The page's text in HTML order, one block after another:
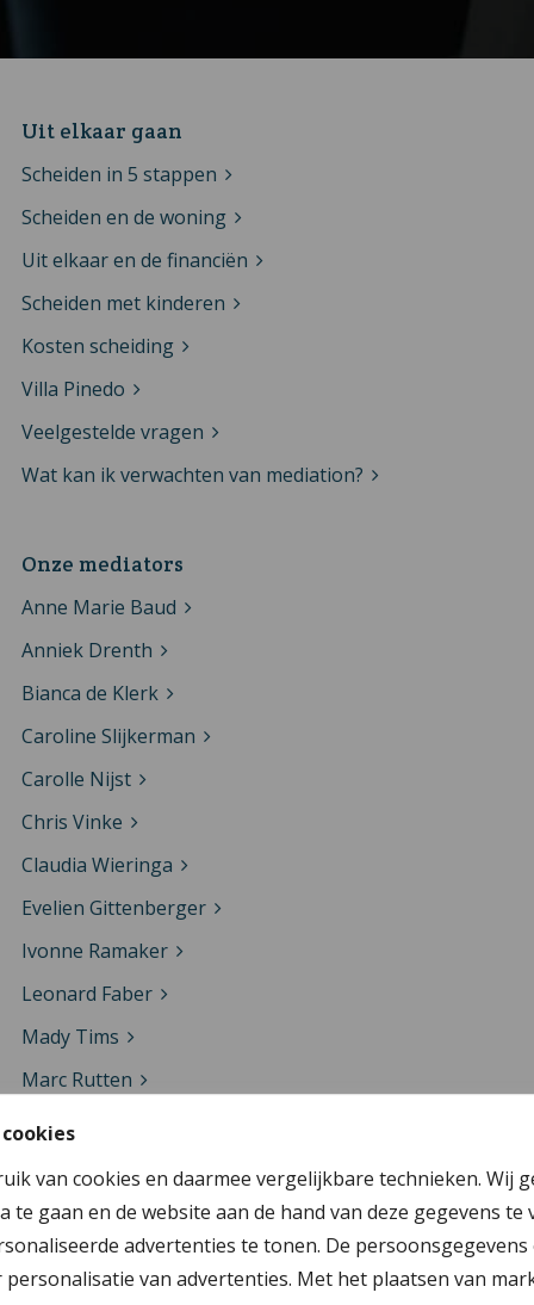
van cookies en daarmee vergelijkbare technieken. Wij
gaan en de website aan de hand van deze gegevens
advertenties te tonen. De
van advertenties. Met het plaatsen van
Uit elkaar gaan
Scheiden in 5 stappen
Scheiden en de woning
Uit elkaar en de financiën
Scheiden met kinderen
Kosten scheiding
Villa Pinedo
Veelgestelde vragen
Wat kan ik verwachten van mediation?
Onze mediators
Anne Marie Baud
Anniek Drenth
Bianca de Klerk
Caroline Slijkerman
Carolle Nijst
Chris Vinke
Claudia Wieringa
Evelien Gittenberger
Ivonne Ramaker
Leonard Faber
Mady Tims
Marc Rutten
Marja Aslander
Martien Veenstra
Natasja Luijmes
Regina Siersema
Rianne Bekkers